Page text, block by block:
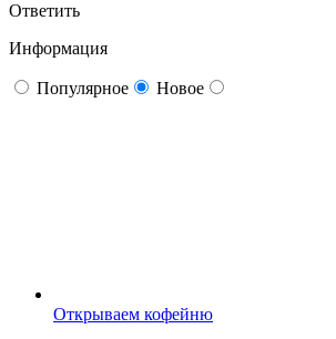
Ответить
Информация
Популярное Новое
Открываем кофейню